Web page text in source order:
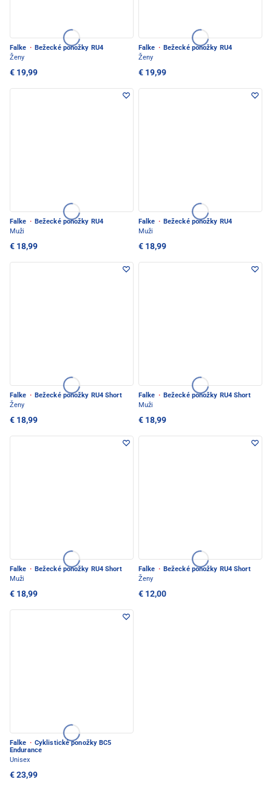
Falke · Bežecké ponožky RU4
Ženy
€ 19,99
Falke · Bežecké ponožky RU4
Ženy
€ 19,99
Falke · Bežecké ponožky RU4
Muži
€ 18,99
Falke · Bežecké ponožky RU4
Muži
€ 18,99
Falke · Bežecké ponožky RU4 Short
Ženy
€ 18,99
Falke · Bežecké ponožky RU4 Short
Muži
€ 18,99
Falke · Bežecké ponožky RU4 Short
Muži
€ 18,99
Falke · Bežecké ponožky RU4 Short
Ženy
€ 12,00
Falke · Cyklistické ponožky BC5
Endurance
Unisex
€ 23,99